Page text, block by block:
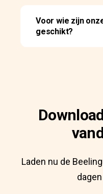
Voor wie zijn
geschikt?
Laden nu de